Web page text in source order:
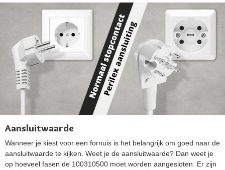
Aansluitwaarde
Wanneer je kiest voor een fornuis is het belangrijk om goed naar de
aansluitwaarde te kijken. Weet je de aansluitwaarde? Dan weet je
op hoeveel fasen de 100310500 moet worden aangesloten. Er zijn